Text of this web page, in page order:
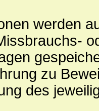
werden
zu
des